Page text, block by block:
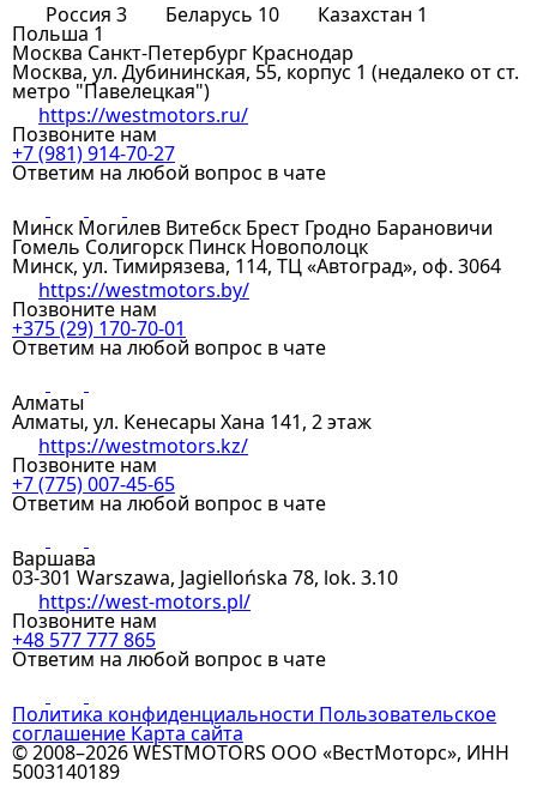
Россия 3 Беларусь 10 Казахстан 1
Польша 1
Москва Санкт-Петербург Краснодар
Москва, ул. Дубининская, 55, корпус 1 (недалеко от ст.
метро "Павелецкая")
https://westmotors.ru/
Позвоните нам
+7 (981) 914-70-27
Ответим на любой вопрос в чате
Минск Могилев Витебск Брест Гродно Барановичи
Гомель Солигорск Пинск Новополоцк
Минск, ул. Тимирязева, 114, ТЦ «Автоград», оф. 3064
https://westmotors.by/
Позвоните нам
+375 (29) 170-70-01
Ответим на любой вопрос в чате
Алматы
Алматы, ул. Кенесары Хана 141, 2 этаж
https://westmotors.kz/
Позвоните нам
+7 (775) 007-45-65
Ответим на любой вопрос в чате
Варшава
03-301 Warszawa, Jagiellońska 78, lok. 3.10
https://west-motors.pl/
Позвоните нам
+48 577 777 865
Ответим на любой вопрос в чате
Политика конфиденциальности Пользовательское
соглашение Карта сайта
© 2008–2026 WESTMOTORS ООО «ВестМоторс», ИНН
5003140189